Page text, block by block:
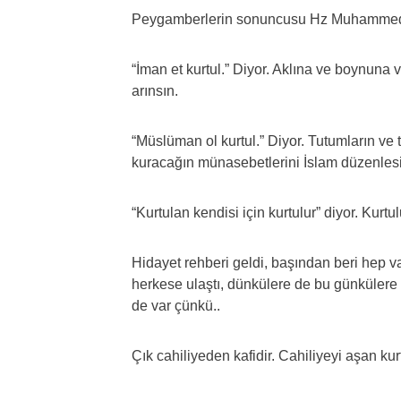
Peygamberlerin sonuncusu Hz
“İman et kurtul.” Diyor. Aklına ve
arınsın.
“Müslüman ol kurtul.” Diyor. Tutumların
kuracağın münasebetlerini İslam
“Kurtulan kendisi için kurtulur” diyor.
Hidayet rehberi geldi, başından beri hep
herkese ulaştı, dünkülere de bu
de var çünkü..
Çık cahiliyeden kafidir. Cahiliyeyi aşan